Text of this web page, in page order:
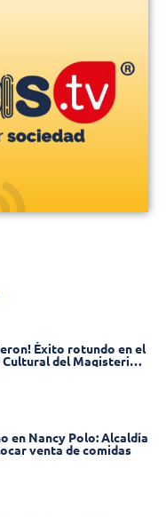
Éxito rotundo en el
del Magisterio
en Nancy Polo: Alcaldía
venta de comidas